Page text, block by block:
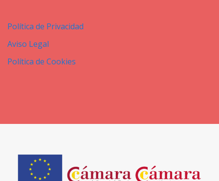
Política de Privacidad
Aviso Legal
Política de Cookies